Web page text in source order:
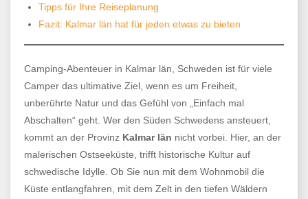
Tipps für Ihre Reiseplanung
Fazit: Kalmar län hat für jeden etwas zu bieten
Camping-Abenteuer in Kalmar län, Schweden ist für viele
Camper das ultimative Ziel, wenn es um Freiheit,
unberührte Natur und das Gefühl von „Einfach mal
Abschalten“ geht. Wer den Süden Schwedens ansteuert,
kommt an der Provinz Kalmar län nicht vorbei. Hier, an der
malerischen Ostseeküste, trifft historische Kultur auf
schwedische Idylle. Ob Sie nun mit dem Wohnmobil die
Küste entlangfahren, mit dem Zelt in den tiefen Wäldern